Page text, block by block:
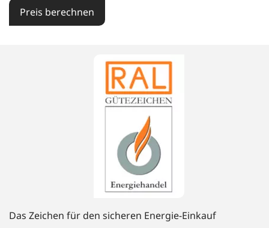
Preis berechnen
Das Zeichen für den sicheren Energie-Einkauf